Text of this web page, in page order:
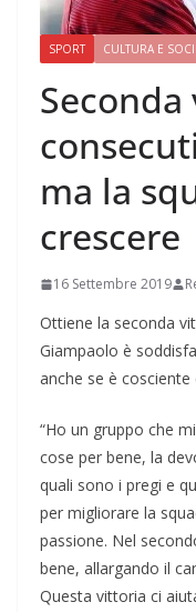
SPORT CULTURA E
ma la
crescere
16 Settembre 2019
Ottiene la seconda
Giampaolo è
anche se è cosciente
“Ho un gruppo che
cose per bene, la
quali sono i pregi e
per migliorare la
passione. Nel
bene, allargando il
Questa vittoria ci